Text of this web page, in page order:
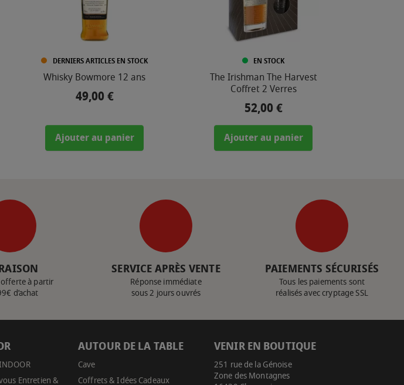
DERNIERS ARTICLES EN STOCK
Whisky Bowmore 12 ans
Prix
49,00 €
Ajouter au panier
EN STOCK
The Irishman The Harvest
Coffret 2 Verres
Prix
52,00 €
Ajouter au panier
à partir
d’achat
SERVICE APRÈS VENTE
Réponse immédiate
sous 2 jours ouvrés
PAIEMENTS SÉCURISÉS
Tous les paiements sont
réalisés avec cryptage SSL
Entretien &
AUTOUR DE LA TABLE
Cave
Coffrets & Idées Cadeaux
VENIR EN BOUTIQUE
251 rue de la Génoise
Zone des Montagnes